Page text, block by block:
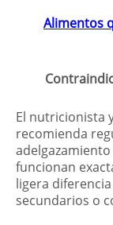
Alimentos
El nutricionista
recomienda
funcionan
ligera
secundarios o